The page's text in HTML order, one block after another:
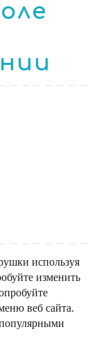
используя
изменить
веб сайта.